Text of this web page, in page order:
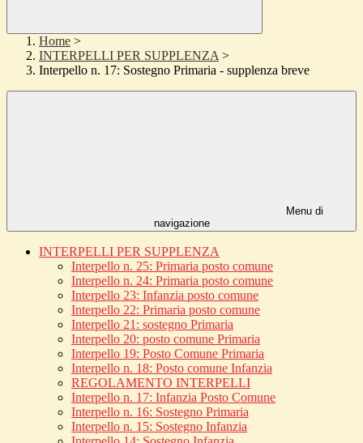
Home >
INTERPELLI PER SUPPLENZA >
Interpello n. 17: Sostegno Primaria - supplenza breve
Menu di
navigazione
INTERPELLI PER SUPPLENZA
Interpello n. 25: Primaria posto comune
Interpello n. 24: Primaria posto comune
Interpello 23: Infanzia posto comune
Interpello 22: Primaria posto comune
Interpello 21: sostegno Primaria
Interpello 20: posto comune Primaria
Interpello 19: Posto Comune Primaria
Interpello n. 18: Posto comune Infanzia
REGOLAMENTO INTERPELLI
Interpello n. 17: Infanzia Posto Comune
Interpello n. 16: Sostegno Primaria
Interpello n. 15: Sostegno Infanzia